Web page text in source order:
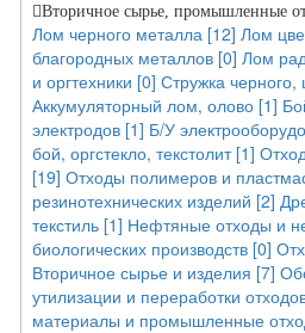
Вторичное сырье, промышленные
Лом черного металла [12] Лом
благородных металлов [0] Лом
и оргтехники [0] Стружка черного,
Аккумуляторный лом, олово [1]
электродов [1] Б/У
бой, оргстекло, текстолит [1]
[19] Отходы полимеров и
резинотехнических изделий [2]
текстиль [1] Нефтяные отходы и
биологических производств [0]
Вторичное сырье и изделия [7]
утилизации и переработки
материалы и промышленные